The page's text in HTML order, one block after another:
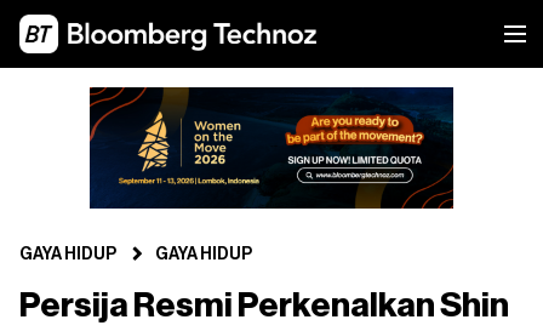
GAYA HIDUP GAYA HIDUP
Persija Resmi Perkenalkan Shin